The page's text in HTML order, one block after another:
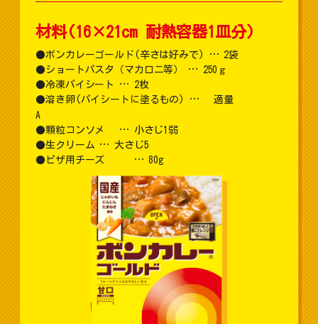
材料(16×21cm 耐熱容器1皿分)
ボンカレーゴールド(辛さは好みで) … 2袋
ショートパスタ（マカロニ等） … 250ｇ
冷凍パイシート … 2枚
溶き卵(パイシートに塗るもの) … 適量
A
顆粒コンソメ … 小さじ1弱
生クリーム … 大さじ5
ピザ用チーズ … 80g